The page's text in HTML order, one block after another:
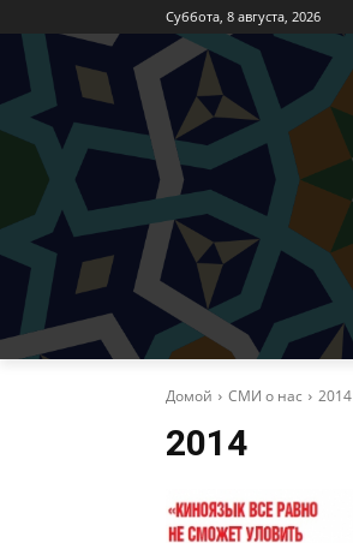
Суббота, 8 августа, 2026
Домой СМИ о нас 2014
2014